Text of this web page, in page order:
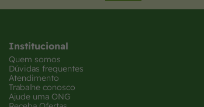
Institucional
Quem somos
Dúvidas frequentes
Atendimento
Trabalhe conosco
Ajude uma ONG